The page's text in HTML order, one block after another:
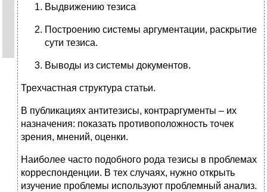
Выдвижению тезиса
Построению системы аргументации, раскрытие
сути тезиса.
Выводы из системы документов.
Трехчастная структура статьи.
В публикациях антитезисы, контраргументы – их
назначения: показать противоположность точек
зрения, мнений, оценки.
Наиболее часто подобного рода тезисы в проблемах
корреспонденции. В тех случаях, нужно открыть
изучение проблемы используют проблемный анализ.